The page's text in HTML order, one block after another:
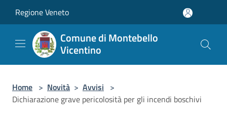
Regione Veneto
Comune di Montebello
Vicentino
Home > Novità > Avvisi >
Dichiarazione grave pericolosità per gli incendi boschivi